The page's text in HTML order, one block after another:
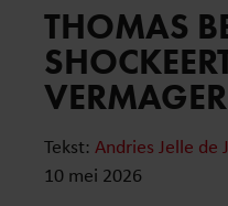
THOMAS
Tekst: Andries Jelle de
10 mei 2026